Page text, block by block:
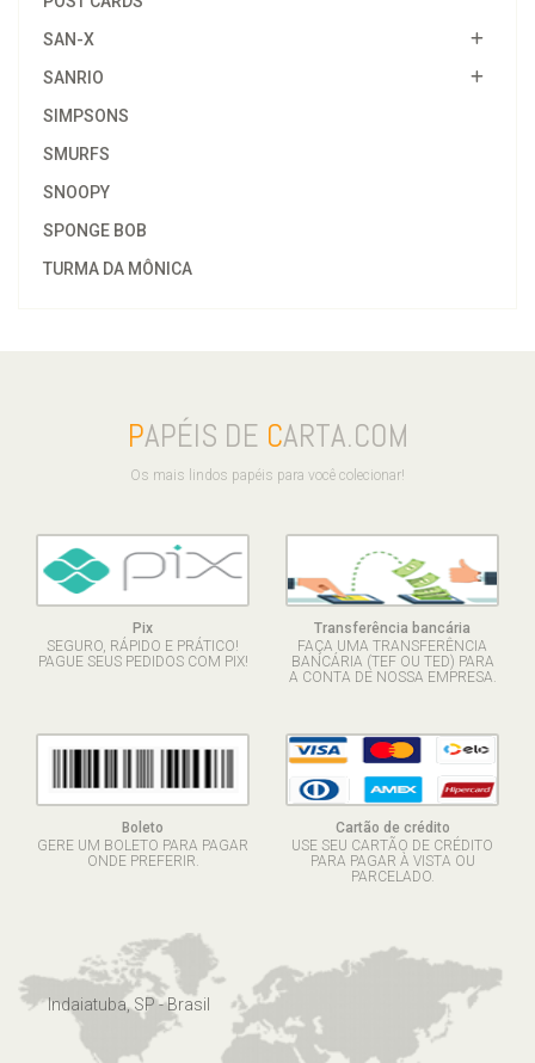
SAN-X
SANRIO
SIMPSONS
SMURFS
SNOOPY
SPONGE BOB
TURMA DA MÔNICA
PAPÉIS DE CARTA.COM
Os mais lindos papéis para você colecionar!
Pix
SEGURO, RÁPIDO E PRÁTICO!
PAGUE SEUS PEDIDOS COM PIX!
Transferência bancária
FAÇA UMA TRANSFERÊNCIA
BANCÁRIA (TEF OU TED) PARA
A CONTA DE NOSSA EMPRESA.
Boleto
GERE UM BOLETO PARA PAGAR
ONDE PREFERIR.
Cartão de crédito
USE SEU CARTÃO DE CRÉDITO
PARA PAGAR À VISTA OU
PARCELADO.
Indaiatuba, SP - Brasil